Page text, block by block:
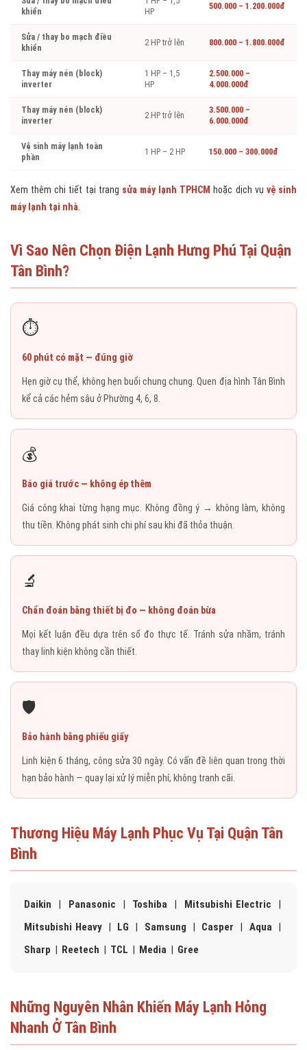
khiển
HP
500.000 – 1.200.000đ
Sửa / thay bo mạch điều
khiển
2 HP trở lên 800.000 – 1.800.000đ
Thay máy nén (block)
inverter
1 HP – 1,5
HP
2.500.000 –
4.000.000đ
Thay máy nén (block)
inverter
2 HP trở lên
3.500.000 –
6.000.000đ
Vệ sinh máy lạnh toàn
phần
1 HP – 2 HP 150.000 – 300.000đ
Xem thêm chi tiết tại trang sửa máy lạnh TPHCM hoặc dịch vụ vệ sinh
máy lạnh tại nhà
Vì Sao Nên Chọn Điện Lạnh Hưng Phú Tại Quận
Tân Bình?
⏱️
60 phút có mặt — đúng giờ
Hẹn giờ cụ thể, không hẹn buổi chung chung. Quen địa hình Tân Bình
kể cả các hẻm sâu ở Phường 4, 6, 8.
💰
Báo giá trước — không ép thêm
Giá công khai từng hạng mục. Không đồng ý → không làm, không
thu tiền. Không phát sinh chi phí sau khi đã thỏa thuận.
🔬
Chẩn đoán bằng thiết bị đo — không đoán bừa
Mọi kết luận đều dựa trên số đo thực tế. Tránh sửa nhầm, tránh
thay linh kiện không cần thiết.
🛡️
Bảo hành bằng phiếu giấy
Linh kiện 6 tháng, công sửa 30 ngày. Có vấn đề liên quan trong thời
hạn bảo hành — quay lại xử lý miễn phí, không tranh cãi.
Thương Hiệu Máy Lạnh Phục Vụ Tại Quận Tân
Bình
Daikin | Panasonic | Toshiba | Mitsubishi Electric |
Mitsubishi Heavy| LG | Samsung | Casper | Aqua|
Sharp | Reetech | TCL | Media | Gree
Những Nguyên Nhân Khiến Máy Lạnh Hỏng
Nhanh Ở Tân Bình